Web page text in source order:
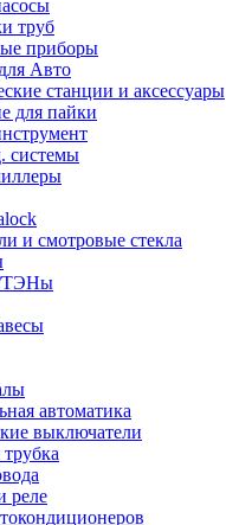
труб
приборы
Авто
станции и аксессуары
для пайки
системы
и смотровые стекла
ТЭНы
автоматика
выключатели
реле